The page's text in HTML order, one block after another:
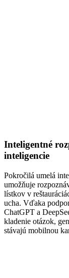
Inteligentné
inteligencie
Pokročilá umelá
umožňuje
lístkov v
ucha. Vďaka
ChatGPT a
kladenie otázok,
stávajú mobilnou